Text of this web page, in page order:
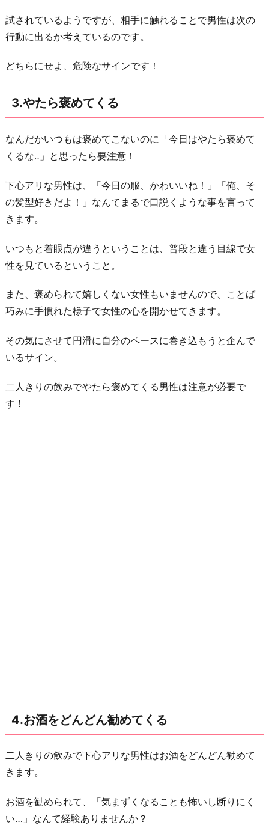
試されているようですが、相手に触れることで男性は次の
行動に出るか考えているのです。
どちらにせよ、危険なサインです！
3.やたら褒めてくる
なんだかいつもは褒めてこないのに「今日はやたら褒めて
くるな‥」と思ったら要注意！
下心アリな男性は、「今日の服、かわいいね！」「俺、そ
の髪型好きだよ！」なんてまるで口説くような事を言って
きます。
いつもと着眼点が違うということは、普段と違う目線で女
性を見ているということ。
また、褒められて嬉しくない女性もいませんので、ことば
巧みに手慣れた様子で女性の心を開かせてきます。
その気にさせて円滑に自分のペースに巻き込もうと企んで
いるサイン。
二人きりの飲みでやたら褒めてくる男性は注意が必要で
す！
4.お酒をどんどん勧めてくる
二人きりの飲みで下心アリな男性はお酒をどんどん勧めて
きます。
お酒を勧められて、「気まずくなることも怖いし断りにく
い…」なんて経験ありませんか？